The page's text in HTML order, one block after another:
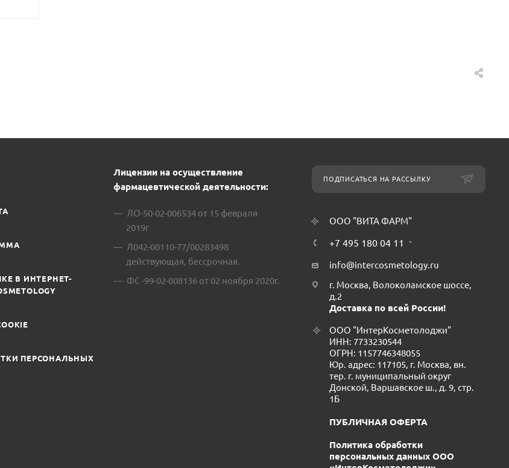
В ИНТЕРНЕТ-
ПЕРСОНАЛЬНЫХ
Лицензии на осуществление
фармацевтической деятельности:
ЛО-50-02-006534 от 15 февраля
2019г
Л042-00110-77/00283498
действующая, бессрочная.
ФС -99-02-008136 от 02 ноября 2020г.
ПОДПИСАТЬСЯ НА РАССЫЛКУ
ООО "ВИТА ФАРМ"
+7 495 180 04 11
info@intercosmetology.ru
г. Москва, Волоколамское шоссе,
д.2
Доставка по всей России!
ООО "ИнтерКосметолоджи"
ИНН: 7733230544
ОГРН: 1157746348055
Юр. адрес: 117105, г. Москва, вн.
тер. г. муниципальный округ
Донской, Варшавское ш., д. 9, стр.
1Б
ПУБЛИЧНАЯ ОФЕРТА
Политика обработки
персональных данных ООО